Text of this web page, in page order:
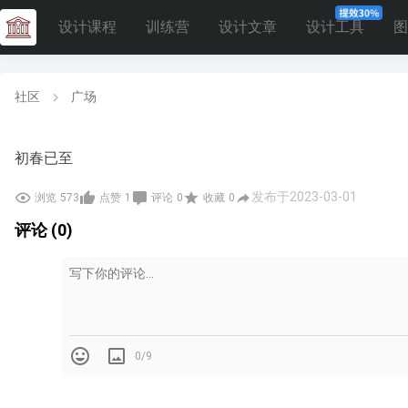
设计课程 训练营 设计文章 设计工具
社区 广场
初春已至
浏览 573 点赞 1 评论 0 收藏 0 发布于2023-03-01
评论 (0)
0/9